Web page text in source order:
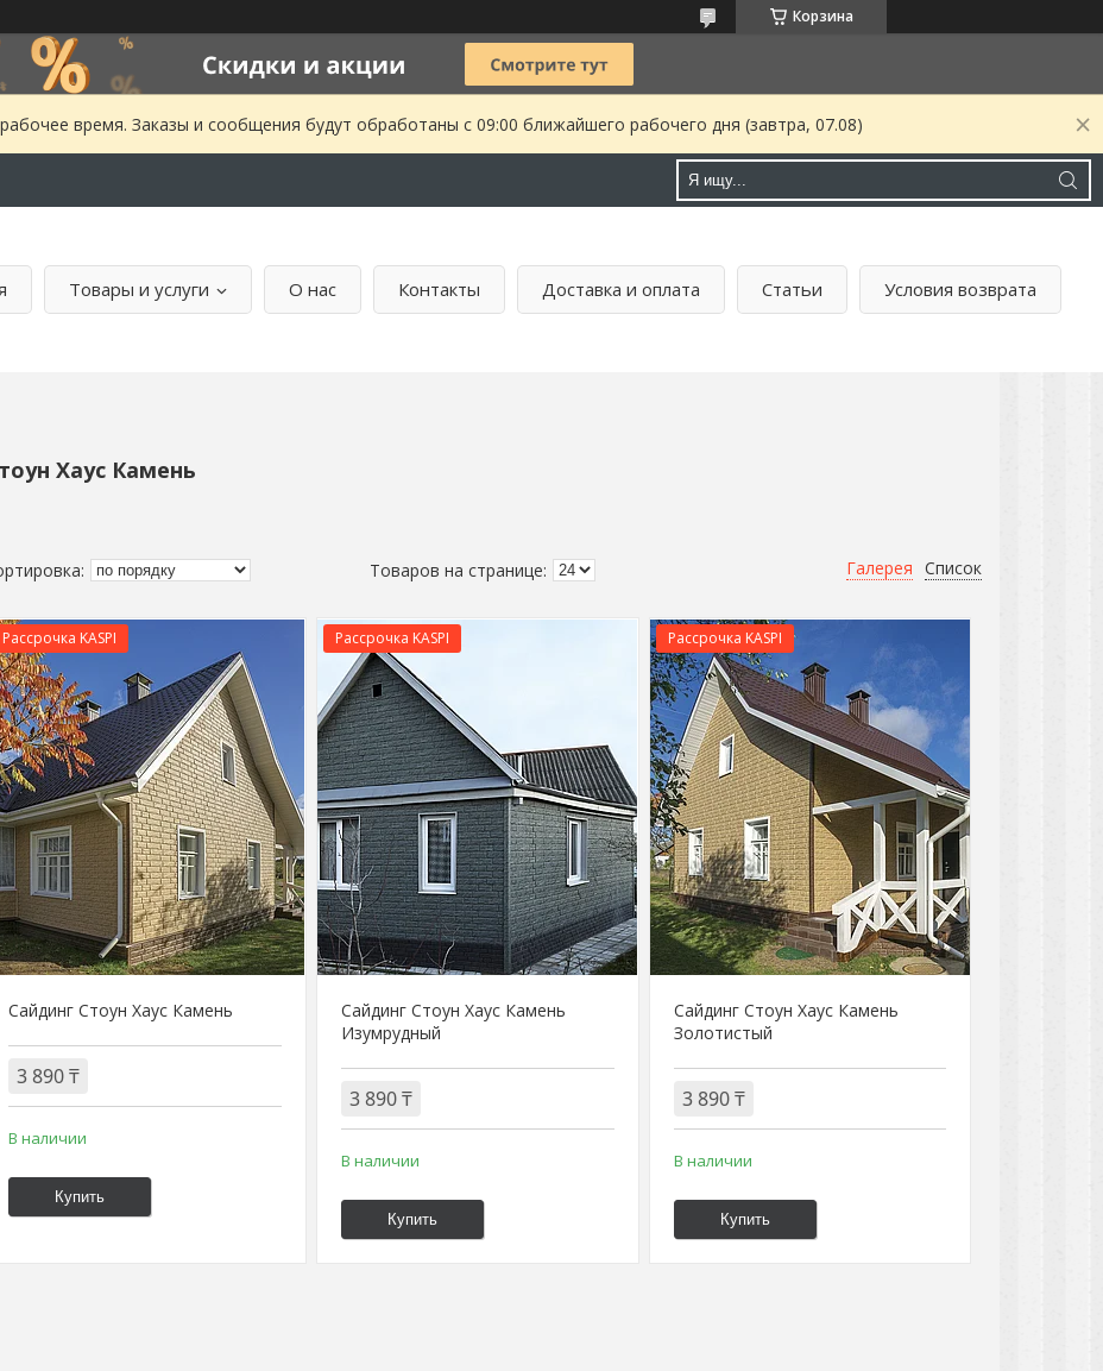
Корзина
время. Заказы и сообщения будут обработаны с 09:00 ближайшего рабочего дня (завтра, 07.08)
Товары и услуги О нас Контакты Доставка и оплата Статьи Условия возврата
Хаус Камень
Галерея Список
Рассрочка KASPI
Сайдинг Стоун Хаус Камень
3 890 ₸
В наличии
Купить
Рассрочка KASPI
Сайдинг Стоун Хаус Камень
Изумрудный
3 890 ₸
В наличии
Купить
Рассрочка KASPI
Сайдинг Стоун Хаус Камень
Золотистый
3 890 ₸
В наличии
Купить